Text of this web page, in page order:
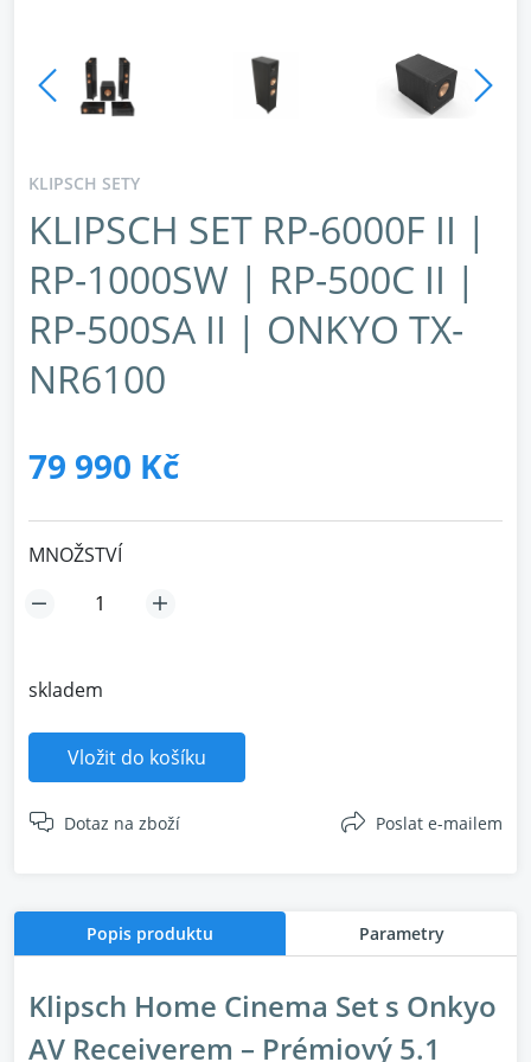
KLIPSCH SETY
KLIPSCH SET RP-6000F II |
RP-1000SW | RP-500C II |
RP-500SA II | ONKYO TX-
NR6100
79 990 Kč
MNOŽSTVÍ
skladem
Vložit do košíku
Dotaz na zboží Poslat e-mailem
Popis produktu Parametry
Klipsch Home Cinema Set s Onkyo
AV Receiverem – Prémiový 5.1